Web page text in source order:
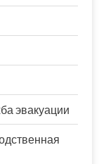
эвакуации